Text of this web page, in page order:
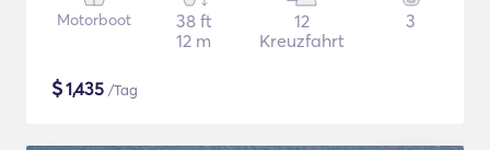
Motorboot
38 ft
12 m
12
Kreuzfahrt
3
$1,435 /Tag